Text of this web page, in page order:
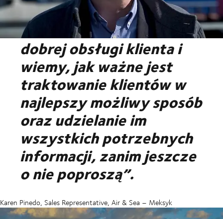
„W DSV jesteśmy
świadomi znaczenia
dobrej obsługi klienta i
wiemy, jak ważne jest
traktowanie klientów w
najlepszy możliwy sposób
oraz udzielanie im
wszystkich potrzebnych
informacji, zanim jeszcze
o nie poproszą”.
Karen Pinedo, Sales Representative, Air & Sea – Meksyk